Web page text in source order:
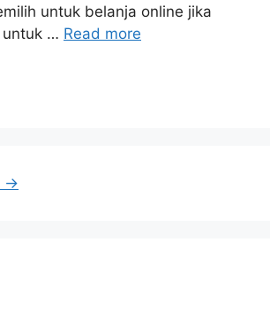
untuk belanja online jika
untuk … Read more
→